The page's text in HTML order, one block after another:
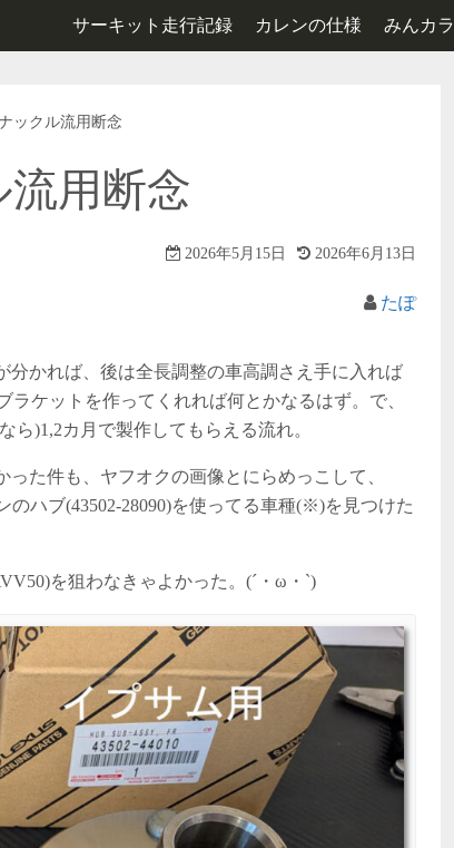
サーキット走行記録 カレンの仕様 みんカラ
ックル流用断念
用断念
2026年5月15日 2026年6月13日
たぽ
分かれば、後は全長調整の車高調さえ手に入れば
ケットを作ってくれれば何とかなるはず。で、
)1,2カ月で製作してもらえる流れ。
た件も、ヤフオクの画像とにらめっこして、
のハブ(43502-28090)を使ってる車種(※)を見つけた
を狙わなきゃよかった。(´・ω・`)